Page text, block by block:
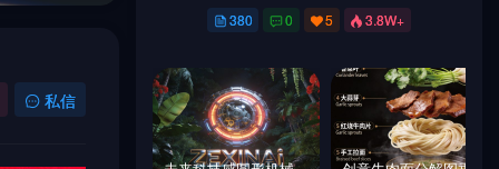
私信
380 0 5 3.8W+
380 0 5 3.8W+